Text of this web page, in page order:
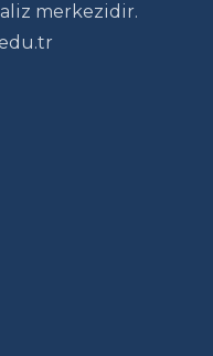
merkezidir.